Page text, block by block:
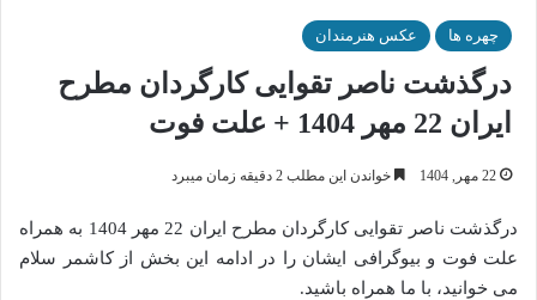
چهره ها عکس هنرمندان
درگذشت ناصر تقوایی کارگردان مطرح
ایران 22 مهر 1404 + علت فوت
22 مهر, 1404 خواندن این مطلب 2 دقیقه زمان میبرد
درگذشت ناصر تقوایی کارگردان مطرح ایران 22 مهر 1404 به همراه
علت فوت و بیوگرافی ایشان را در ادامه این بخش از کاشمر سلام
می خوانید، با ما همراه باشید.